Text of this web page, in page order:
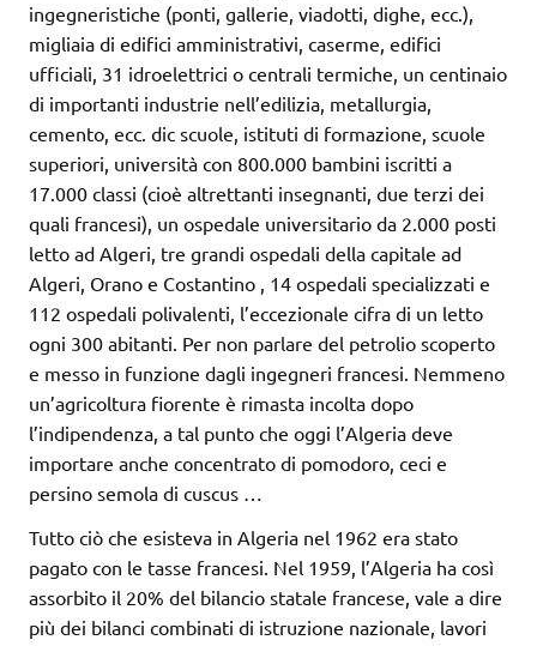
ingegneristiche (ponti, gallerie, viadotti, dighe, ecc.),
migliaia di edifici amministrativi, caserme, edifici
ufficiali, 31 idroelettrici o centrali termiche, un centinaio
di importanti industrie nell’edilizia, metallurgia,
cemento, ecc. dic scuole, istituti di formazione, scuole
superiori, università con 800.000 bambini iscritti a
17.000 classi (cioè altrettanti insegnanti, due terzi dei
quali francesi), un ospedale universitario da 2.000 posti
letto ad Algeri, tre grandi ospedali della capitale ad
Algeri, Orano e Costantino , 14 ospedali specializzati e
112 ospedali polivalenti, l’eccezionale cifra di un letto
ogni 300 abitanti. Per non parlare del petrolio scoperto
e messo in funzione dagli ingegneri francesi. Nemmeno
un’agricoltura fiorente è rimasta incolta dopo
l’indipendenza, a tal punto che oggi l’Algeria deve
importare anche concentrato di pomodoro, ceci e
persino semola di cuscus …
Tutto ciò che esisteva in Algeria nel 1962 era stato
pagato con le tasse francesi. Nel 1959, l’Algeria ha così
assorbito il 20% del bilancio statale francese, vale a dire
più dei bilanci combinati di istruzione nazionale, lavori